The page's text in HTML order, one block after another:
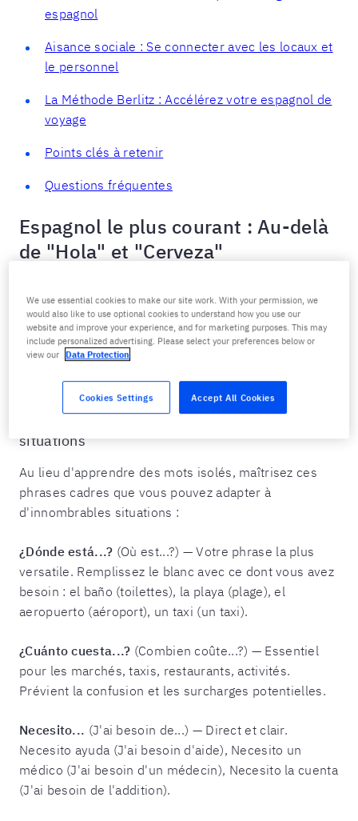
espagnol
Aisance sociale : Se connecter avec les locaux et
le personnel
La Méthode Berlitz : Accélérez votre espagnol de
voyage
Points clés à retenir
Questions fréquentes
Espagnol le plus courant : Au-delà
de "Hola" et "Cerveza"
semaine de relâche se concentre sur les mauvaises
choses. Vous n'avez pas besoin de conjuguer les
verbes parfaitement ou de mémoriser des listes de
vocabulaire extensives. Vous avez besoin de phrases
fonctionnelles qui règlent des problèmes immédiats.
situations
Au lieu d'apprendre des mots isolés, maîtrisez ces
phrases cadres que vous pouvez adapter à
d'innombrables situations :
¿Dónde está...? (Où est...?) — Votre phrase la plus
versatile. Remplissez le blanc avec ce dont vous avez
besoin : el baño (toilettes), la playa (plage), el
aeropuerto (aéroport), un taxi (un taxi).
¿Cuánto cuesta...? (Combien coûte...?) — Essentiel
pour les marchés, taxis, restaurants, activités.
Prévient la confusion et les surcharges potentielles.
Necesito... (J'ai besoin de...) — Direct et clair.
Necesito ayuda (J'ai besoin d'aide), Necesito un
médico (J'ai besoin d'un médecin), Necesito la cuenta
(J'ai besoin de l'addition).
We use essential cookies to make our site work. With your permission, we
would also like to use optional cookies to understand how you use our
website and improve your experience, and for marketing purposes. This may
include personalized advertising. Please select your preferences below or
view our Data Protection
Cookies Settings Accept All Cookies